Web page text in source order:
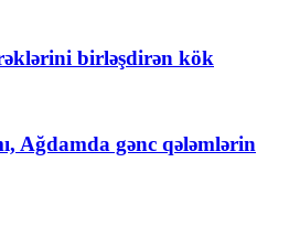
birləşdirən kök
Ağdamda gənc qələmlərin